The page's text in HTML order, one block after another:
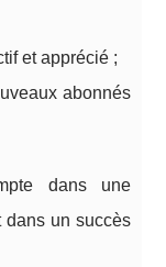
et apprécié ;
abonnés
dans une
dans un succès